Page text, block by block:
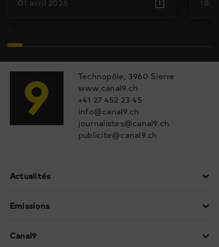
01 avril 2026 18
Technopôle, 3960 Sierre
www.canal9.ch
+41 27 452 23 45
info@canal9.ch
journalistes@canal9.ch
publicite@canal9.ch
Actualités
Emissions
Canal9